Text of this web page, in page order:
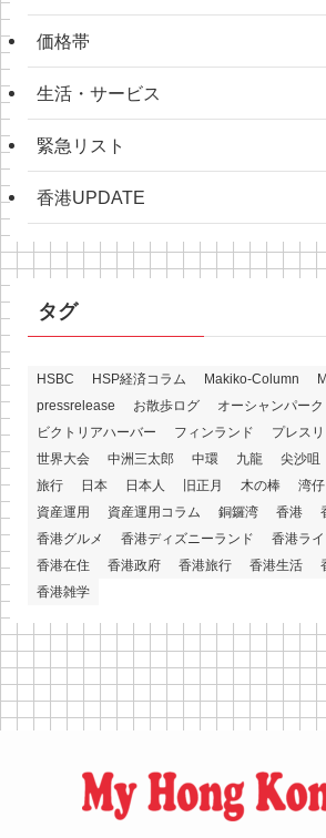
価格帯
生活・サービス
緊急リスト
香港UPDATE
タグ
HSBC HSP経済コラム Makiko-Column
pressrelease
お散歩ログ オーシャンパーク
ビクトリアハーバー
フィンランド プレス
世界大会
中洲三太郎 中環 九龍 尖沙咀
旅行
日本 日本人 旧正月 木の棒 湾仔
資産運用
資産運用コラム 銅鑼湾 香港
香港グルメ
香港ディズニーランド 香港ラ
香港在住
香港政府 香港旅行 香港生活
香港雑学